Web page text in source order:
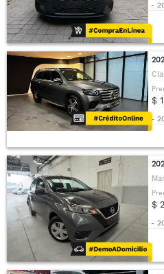
-
$
-
$
-